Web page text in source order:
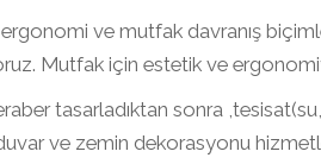
ve mutfak davranış
Mutfak için estetik ve
tasarladıktan sonra
ve zemin dekorasyonu